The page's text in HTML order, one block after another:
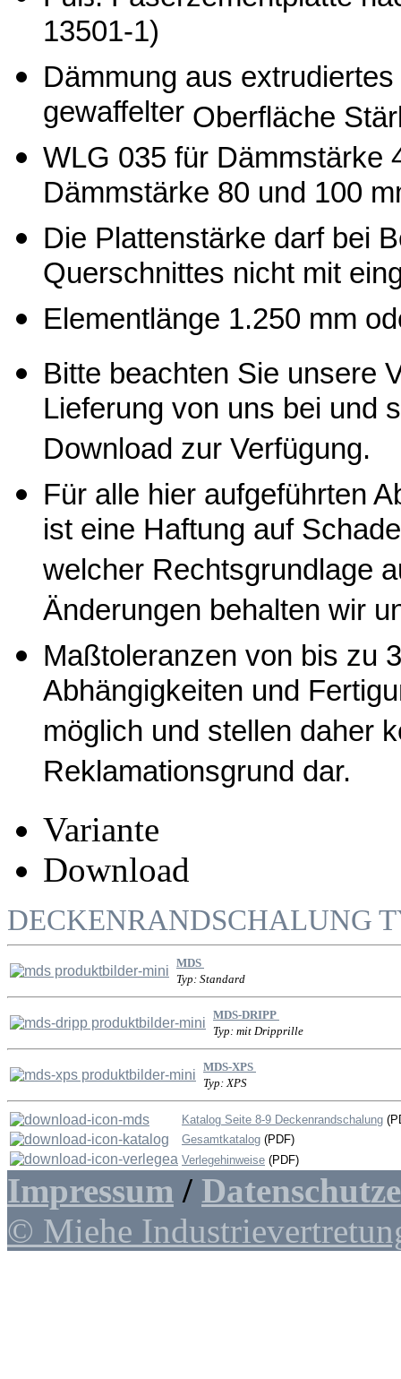
13501-1)
Dämmung aus
gewaffelter Oberfläche
WLG 035 für Dämmstärke
Dämmstärke 80 und 100
Die Plattenstärke darf bei
Querschnittes nicht mit
Elementlänge 1.250 mm
Bitte beachten Sie unsere
Lieferung von uns bei und
Download zur Verfügung.
Für alle hier aufgeführten
ist eine Haftung auf
welcher Rechtsgrundlage
Änderungen behalten wir
Maßtoleranzen von bis zu
Abhängigkeiten und
möglich und stellen daher
Reklamationsgrund dar.
Variante
Download
DECKENRANDSCHALUNG
MDS
Typ: Standard
MDS-DRIPP
Typ: mit Dripprille
MDS-XPS
Typ: XPS
Katalog Seite 8-9 Deckenrandschalung
Gesamtkatalog (PDF)
Verlegehinweise (PDF)
Impressum /
© Miehe